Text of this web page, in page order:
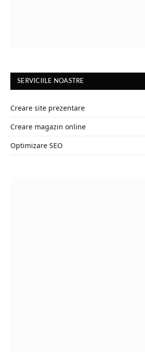
SERVICIILE NOASTRE
Creare site prezentare
Creare magazin online
Optimizare SEO